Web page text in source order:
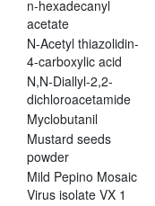
n-hexadecanyl
acetate
N-Acetyl thiazolidin-
4-carboxylic acid
N,N-Diallyl-2,2-
dichloroacetamide
Myclobutanil
Mustard seeds
powder
Mild Pepino Mosaic
Virus isolate VX 1